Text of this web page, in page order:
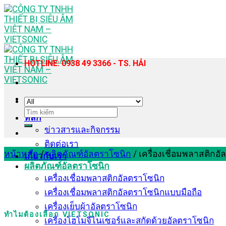
Skip
to
content
หลัก
ข่าวสารและกิจกรรม
ติดต่อเรา
เกี่ยวกับเรา
ผลิตภัณฑ์อัลตราโซนิก
เครื่องเชื่อมพลาสติกอัลตราโซนิก
เครื่องเชื่อมพลาสติกอัลตราโซนิกแบบมือถือ
เครื่องเย็บผ้าอัลตราโซนิก
เครื่องโฮโมจีไนเซอร์และสกัดด้วยอัลตราโซนิก
HOTLINE: 0938 49 3366 - TS. HẢI
ค้นหา:
หน้าหลัก / ผลิตภัณฑ์อัลตราโซนิก / เครื่องเชื่อมพลาสติกอั
ทำไมต้องเลือก VIETSONIC